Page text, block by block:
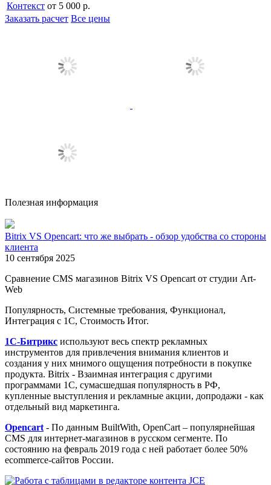
Контекст от 5 000 р.
Заказать расчет Все цены
Полезная информация
Bitrix VS Opencart: что же выбрать - обзор удобства со стороны
клиента
10 сентября 2025
Сравнение CMS магазинов Bitrix VS Opencart от студии Art-
Web
Популярность, Системные требования, Функционал,
Интеграция с 1С, Стоимость Итог.
1С-Битрикс используют весь спектр рекламных
инструментов для привлечения внимания клиентов и
создания у них мнимого ощущения потребности в покупке
продукта. Bitrix - Взаимная интеграция с другими
программами 1С, сумасшедшая популярность в РФ,
купленные выступления и рекламные акции, допродажи - как
отдельный вид маркетинга.
Opencart - По данным BuiltWith, OpenCart – популярнейшая
CMS для интернет-магазинов в русском сегменте. По
состоянию на февраль 2019 года с ней работает более 50%
ecommerce-сайтов России.